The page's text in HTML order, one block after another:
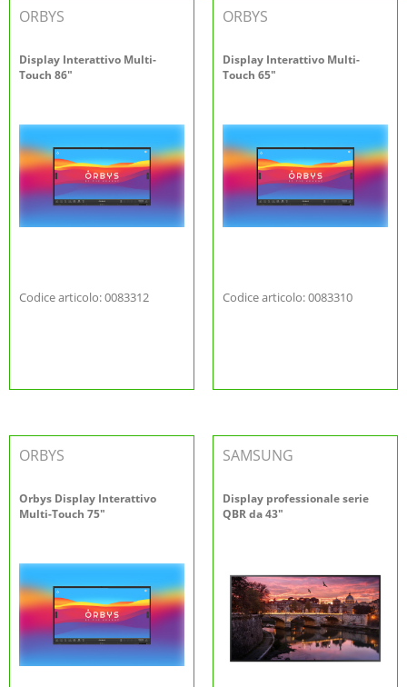
ORBYS
Display Interattivo Multi-
Touch 86"
Codice articolo: 0083312
ORBYS
Display Interattivo Multi-
Touch 65"
Codice articolo: 0083310
ORBYS
Orbys Display Interattivo
Multi-Touch 75"
SAMSUNG
Display professionale serie
QBR da 43"